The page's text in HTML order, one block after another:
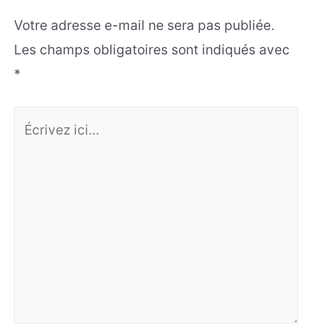
Votre adresse e-mail ne sera pas publiée.
Les champs obligatoires sont indiqués avec
*
Écrivez